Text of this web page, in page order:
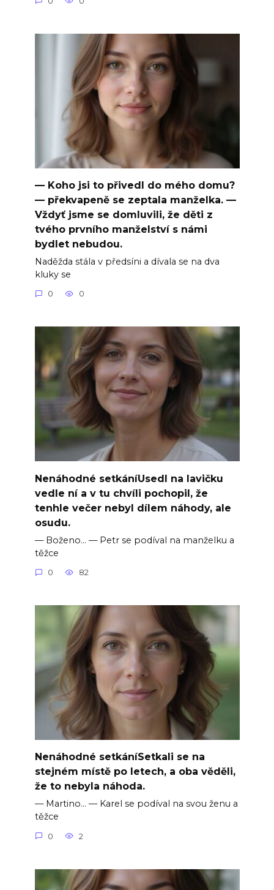
— Koho jsi to přivedl do mého domu?
— překvapeně se zeptala manželka. —
Vždyť jsme se domluvili, že děti z
tvého prvního manželství s námi
bydlet nebudou.
Naděžda stála v předsíni a dívala se na dva
kluky se
0 0
Nenáhodné setkáníUsedl na lavičku
vedle ní a v tu chvíli pochopil, že
tenhle večer nebyl dílem náhody, ale
osudu.
— Boženo… — Petr se podíval na manželku a
těžce
0 82
Nenáhodné setkáníSetkali se na
stejném místě po letech, a oba věděli,
že to nebyla náhoda.
— Martino… — Karel se podíval na svou ženu a
těžce
0 2